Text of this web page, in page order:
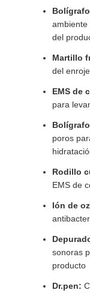
ambiente
del
Martillo
del
EMS de
para
poros
Rodillo
EMS de
Ión de
sonoras
producto
Dr.pen: